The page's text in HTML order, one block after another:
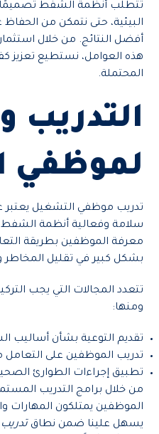
تتطلب أنظمة الشفط تصميمًا
البيئية، حتى نتمكن من الحفاظ
أفضل النتائج. من خلال
هذه العوامل، نستطيع تعزيز
المحتملة.
التدريب
لموظفي
تدريب موظفي التشغيل
سلامة وفعالية أنظمة الشفط
معرفة الموظفين بطريقة
بشكل كبير في تقليل المخاطر
تتعدد المجالات التي يجب
ومنها:
تقديم التوعية بشأن أساليب
تدريب الموظفين على التعامل
تطبيق إجراءات الطوارئ
من خلال برامج التدريب
الموظفين يمتلكون المهارات
يسهل علينا ضمن نطاق